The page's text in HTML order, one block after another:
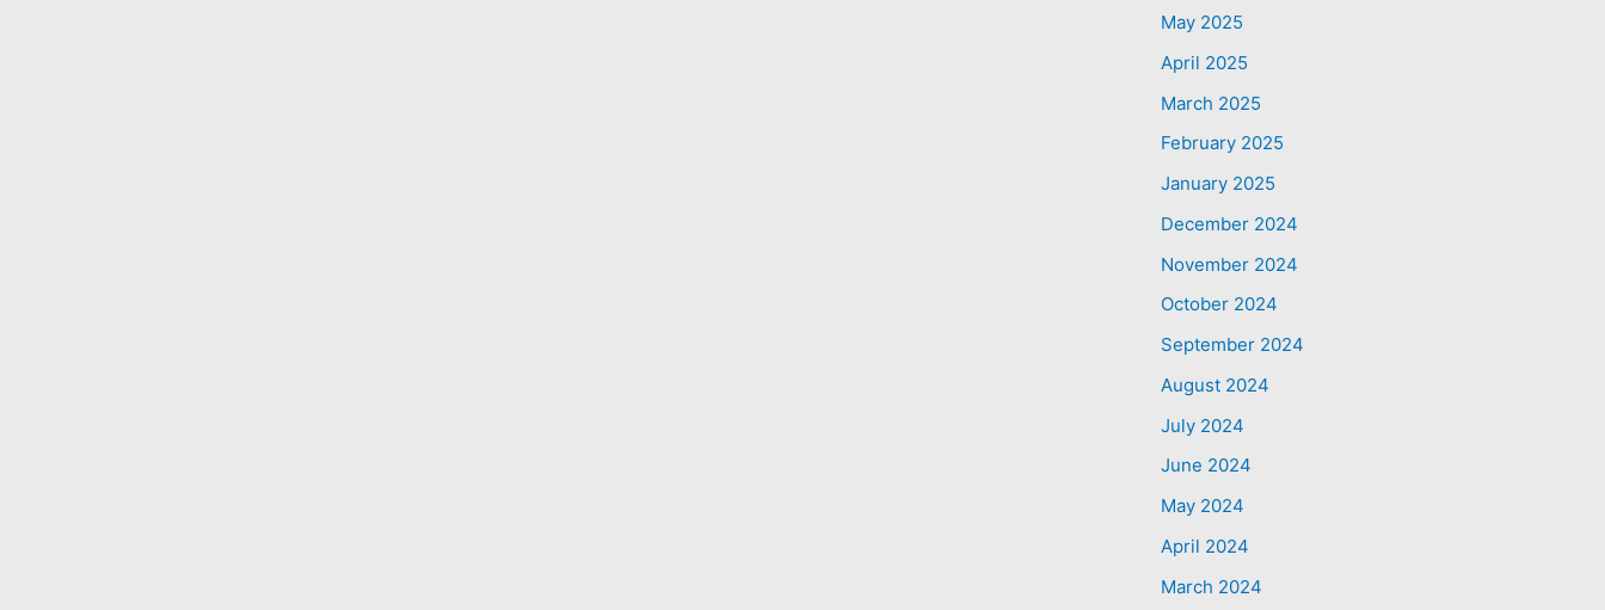
May 2025
April 2025
March 2025
February 2025
January 2025
December 2024
November 2024
October 2024
September 2024
August 2024
July 2024
June 2024
May 2024
April 2024
March 2024